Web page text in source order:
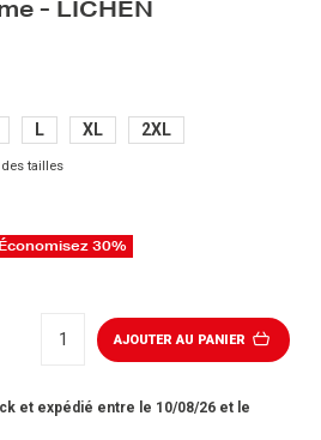
- LICHEN
L XL 2XL
tailles
Économisez 30%
AJOUTER AU PANIER
et expédié entre le 10/08/26 et le